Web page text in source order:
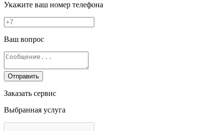
Укажите ваш номер телефона
Ваш вопрос
Отправить
Заказать сервис
Выбранная услуга